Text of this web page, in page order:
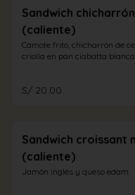
Sandwich chicharrón
(caliente)
Camote frito, chicharrón de
criolla en pan ciabatta blanco
S/ 20.00
Sandwich croissant
(caliente)
Jamón inglés y queso edam.